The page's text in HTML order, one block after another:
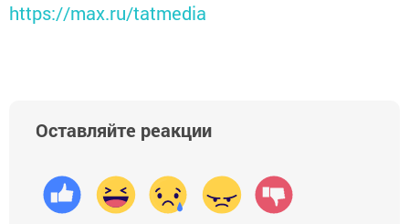
https://max.ru/tatmedia
Оставляйте реакции